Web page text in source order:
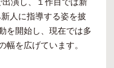
演し、１作目では新
人に指導する姿を披
を開始し、現在では多
幅を広げています。